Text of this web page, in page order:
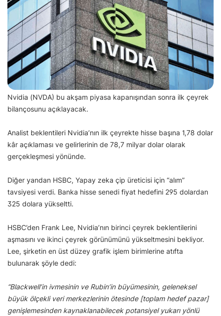
Nvidia (NVDA) bu akşam piyasa kapanışından sonra ilk çeyrek
bilançosunu açıklayacak.
Analist beklentileri Nvidia’nın ilk çeyrekte hisse başına 1,78 dolar
kâr açıklaması ve gelirlerinin de 78,7 milyar dolar olarak
gerçekleşmesi yönünde.
Diğer yandan HSBC, Yapay zeka çip üreticisi için “alım”
tavsiyesi verdi. Banka hisse senedi fiyat hedefini 295 dolardan
325 dolara yükseltti.
HSBC’den Frank Lee, Nvidia’nın birinci çeyrek beklentilerini
aşmasını ve ikinci çeyrek görünümünü yükseltmesini bekliyor.
Lee, şirketin en üst düzey grafik işlem birimlerine atıfta
bulunarak şöyle dedi:
“Blackwell’in ivmesinin ve Rubin’in büyümesinin, geleneksel
büyük ölçekli veri merkezlerinin ötesinde [toplam hedef pazar]
genişlemesinden kaynaklanabilecek potansiyel yukarı yönlü